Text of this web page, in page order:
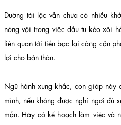
Đường tài lộc vẫn chưa có nhiều
nóng vội trong việc đầu tư kẻo xôi
liên quan tới tiền bạc lại càng cần
lợi cho bản thân.
Ngũ hành xung khắc, con giáp này
mình, nếu không được nghỉ ngơi đủ
mẫn. Hãy có kế hoạch làm việc và